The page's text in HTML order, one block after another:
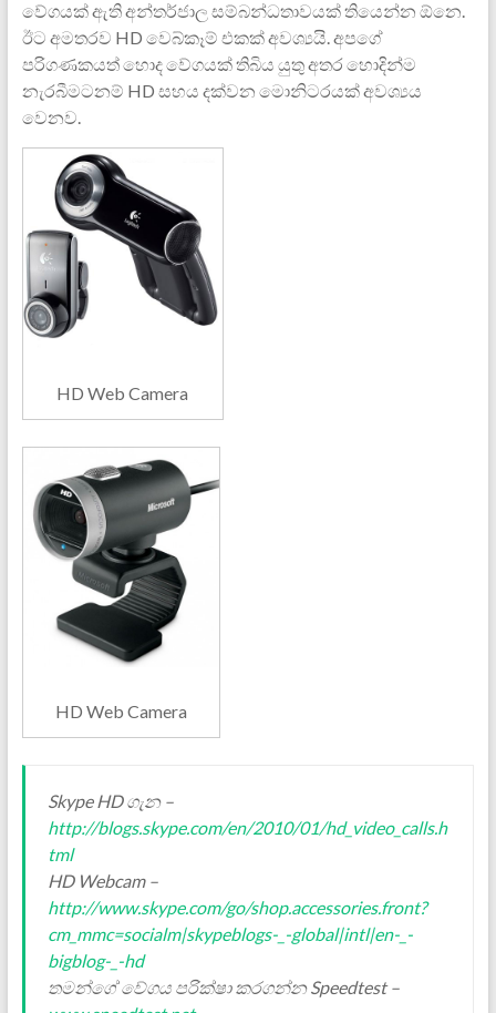
වේගයක් ඇති අන්තර්ජාල සම්බන්ධතාවයක් තියෙන්න ඕනෙ.
ඊට අමතරව HD වෙබ්කෑම් එකක් අවශ්‍යයි. අපගේ
පරිගණකයත් හොද වේගයක් තිබිය යුතු අතර හොදින්ම
නැරබීමටනම් HD සහය දක්වන මොනිටරයක් අවශ්‍යය
වෙනව.
HD Web Camera
HD Web Camera
Skype ‍HD ගැන –
http://blogs.skype.com/en/2010/01/hd_video_calls.h
tml
HD Webcam –
http://www.skype.com/go/shop.accessories.front?
cm_mmc=socialm|skypeblogs-_-global|intl|en-_-
bigblog-_-hd
තමන්ගේ වේගය පරික්ෂා කරගන්න Speedtest –